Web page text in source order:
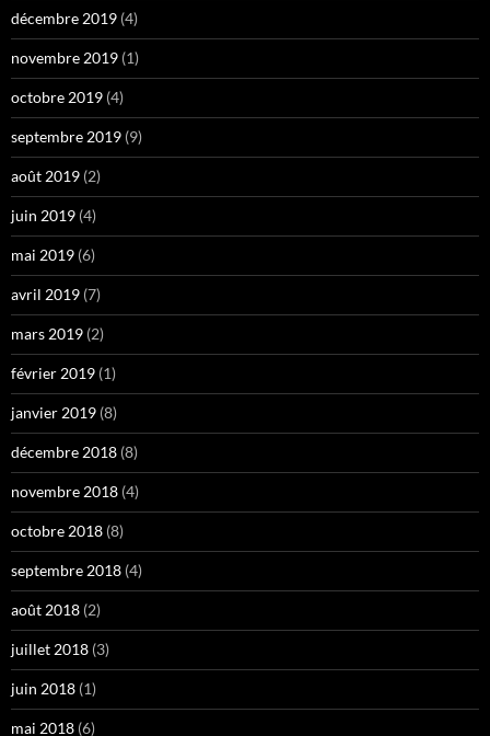
décembre 2019 (4)
novembre 2019 (1)
octobre 2019 (4)
septembre 2019 (9)
août 2019 (2)
juin 2019 (4)
mai 2019 (6)
avril 2019 (7)
mars 2019 (2)
février 2019 (1)
janvier 2019 (8)
décembre 2018 (8)
novembre 2018 (4)
octobre 2018 (8)
septembre 2018 (4)
août 2018 (2)
juillet 2018 (3)
juin 2018 (1)
mai 2018 (6)